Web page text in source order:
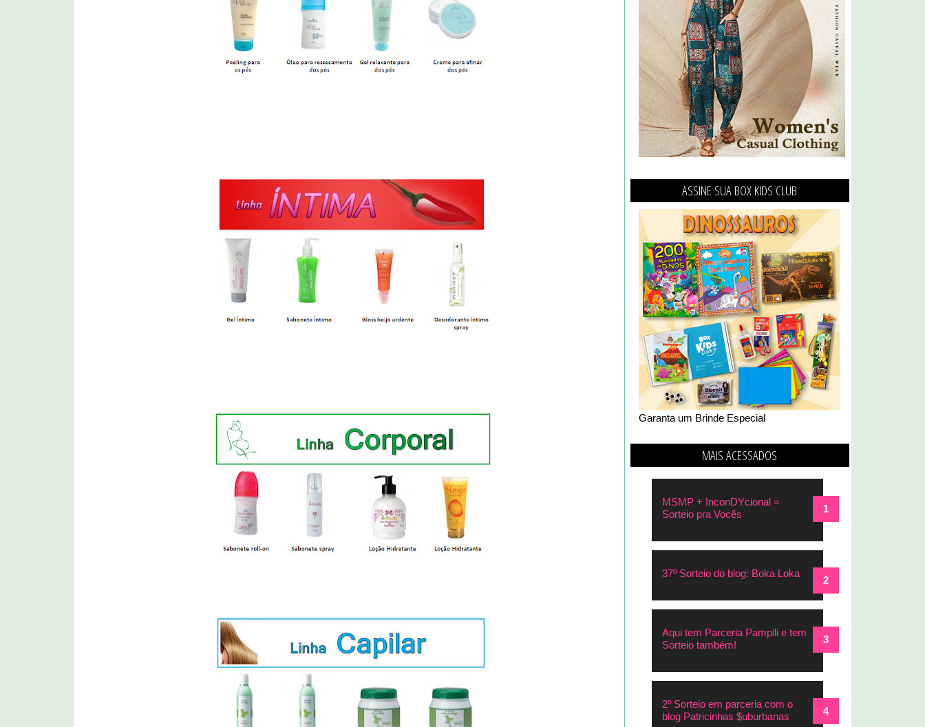
ASSINE SUA BOX KIDS CLUB
Garanta um Brinde Especial
MAIS ACESSADOS
MSMP + InconDYcional =
Sorteio pra Vocês
37º Sorteio do blog: Boka Loka
Aqui tem Parceria Pampili e tem
Sorteio também!
2º Sorteio em parceria com o
blog Patricinhas $uburbanas